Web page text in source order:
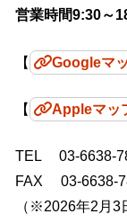
営業時間9:30～
【 Googleマ
【 Appleマッ
TEL 03-6638-
FAX 03-6638-
（※2026年2月3